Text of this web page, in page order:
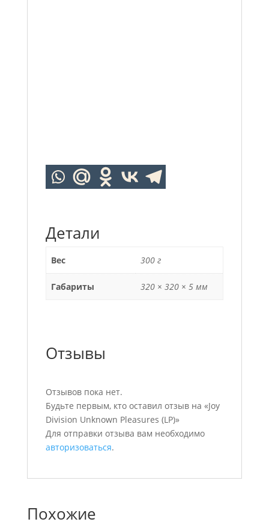
Детали
Вес 300 г
Габариты 320 × 320 × 5 мм
Отзывы
Отзывов пока нет.
Будьте первым, кто оставил отзыв на «Joy
Division Unknown Pleasures (LP)»
Для отправки отзыва вам необходимо
авторизоваться.
Похожие